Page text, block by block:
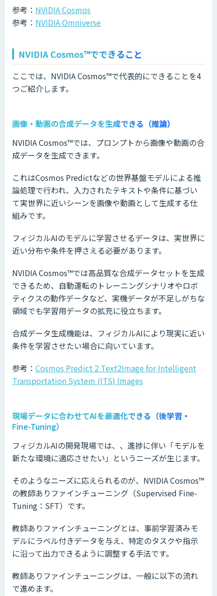
参考： NVIDIA Cosmos
参考： NVIDIA Omniverse
NVIDIA Cosmos™でできること
ここでは、NVIDIA Cosmos™で代表的にできることを4
つご紹介します。
画像・動画の合成データを生成できる（推論）
NVIDIA Cosmos™では、プロンプトから画像や動画の合
成データを生成できます。
これはCosmos Predictなどの世界基盤モデルによる推
論処理で行われ、入力されたテキストや条件に基づい
て実世界に近いシーンを画像や動画として生成する仕
組みです。
フィジカルAIのモデルに学習させるデータは、実世界に
近い分布や条件を押さえる必要があります。
NVIDIA Cosmos™では高品質な合成データセットを生成
できるため、自動運転のトレーニングシナリオやロボ
ティクスの動作データなど、実機データが不足しがちな
領域でも学習用データの拡充に役立ちます。
合成データ生成機能は、フィジカルAIにより現実に近い
条件を学習させたい場合に向いています。
参考： Cosmos Predict 2 Text2Image for Intelligent
Transportation System (ITS) Images
現場データに合わせてAIを最適化できる（後学習・
Fine-Tuning）
フィジカルAIの開発現場では、、進捗に伴い「モデルを
新たな環境に適応させたい」というニーズが生じます。
そのようなニーズに応えられるのが、NVIDIA Cosmos™
の教師ありファインチューニング（Supervised Fine-
Tuning：SFT）です。
教師ありファインチューニングとは、事前学習済みモ
デルにラベル付きデータを与え、特定のタスクや指示
に沿って出力できるように調整する手法です。
教師ありファインチューニングは、一般に以下の流れ
で進めます。